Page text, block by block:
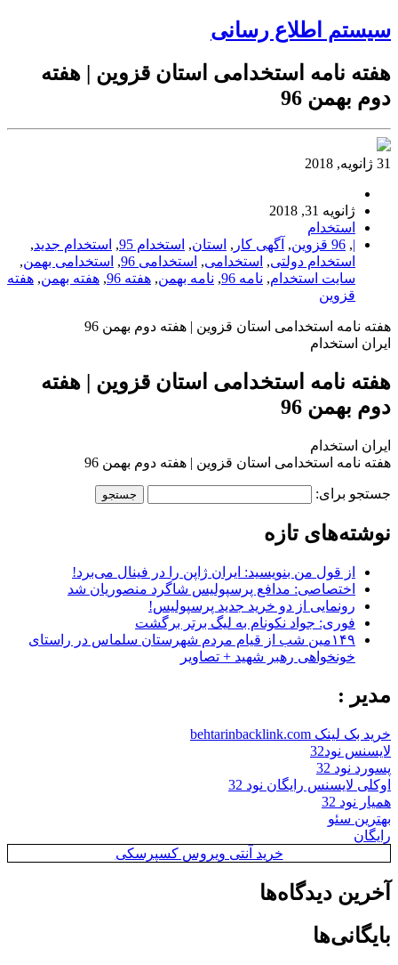
سیستم اطلاع رسانی
هفته نامه استخدامی استان قزوین | هفته
دوم بهمن 96
31 ژانویه, 2018
ژانویه 31, 2018
استخدام
|
, 96 قزوین , آگهی کار , استان, استخدام 95 , استخدام جدید,
استخدام دولتی, استخدامی, استخدامی 96 , استخدامی بهمن,
سایت استخدام, نامه 96 , نامه بهمن, هفته 96 , هفته بهمن, هفته
قزوین
هفته نامه استخدامی استان قزوین | هفته دوم بهمن 96
ایران استخدام
هفته نامه استخدامی استان قزوین | هفته
دوم بهمن 96
ایران استخدام
هفته نامه استخدامی استان قزوین | هفته دوم بهمن 96
جستجو برای:
نوشته‌های تازه
از قول من بنویسید: ایران ژاپن را در فینال می‌برد!
اختصاصی: مدافع پرسپولیس شاگرد منصوریان شد
رونمایی از دو خرید جدید پرسپولیس!
فوری: جواد نکونام به لیگ برتر برگشت
۱۴۹مین شب از قیام مردم شهرستان سلماس در راستای
خونخواهی رهبر شهید + تصاویر
مدیر :
خرید بک لینک behtarinbacklink.com
لایسنس نود32
پسورد نود 32
اوکلی لایسنس رایگان نود 32
همیار نود 32
بهترین سئو
رایگان
خرید آنتی ویروس کسپرسکی
آخرین دیدگاه‌ها
بایگانی‌ها